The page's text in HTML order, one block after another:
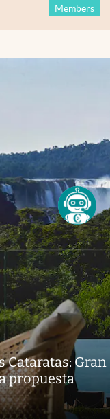
Members
Cataratas: Gran
propuesta